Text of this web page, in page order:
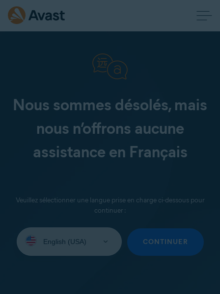
Nous sommes désolés, mais
nous n’offrons aucune
assistance en Français
Veuillez sélectionner une langue prise en charge ci-dessous pour
continuer :
une
CONTINUER